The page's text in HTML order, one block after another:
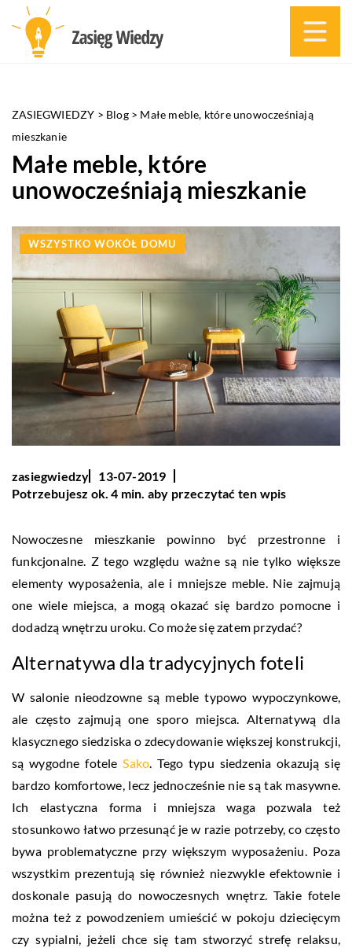
ZASIEGWIEDZY > Blog> Małe meble, które unowocześniają
mieszkanie
Małe meble, które
unowocześniają mieszkanie
WSZYSTKO WOKÓŁ DOMU
zasiegwiedzy
13-07-2019
Potrzebujesz ok. 4 min. aby przeczytać ten wpis
Nowoczesne mieszkanie powinno być przestronne i
funkcjonalne. Z tego względu ważne są nie tylko większe
elementy wyposażenia, ale i mniejsze meble. Nie zajmują
one wiele miejsca, a mogą okazać się bardzo pomocne i
dodadzą wnętrzu uroku. Co może się zatem przydać?
Alternatywa dla tradycyjnych foteli
W salonie nieodzowne są meble typowo wypoczynkowe,
ale często zajmują one sporo miejsca. Alternatywą dla
klasycznego siedziska o zdecydowanie większej konstrukcji,
są wygodne foteleSako. Tego typu siedzenia okazują się
bardzo komfortowe, lecz jednocześnie nie są tak masywne.
Ich elastyczna forma i mniejsza waga pozwala też
stosunkowo łatwo przesunąć je w razie potrzeby, co często
bywa problematyczne przy większym wyposażeniu. Poza
wszystkim prezentują się również niezwykle efektownie i
doskonale pasują do nowoczesnych wnętrz. Takie fotele
można też z powodzeniem umieścić w pokoju dziecięcym
czy sypialni, jeżeli chce się tam stworzyć strefę relaksu,